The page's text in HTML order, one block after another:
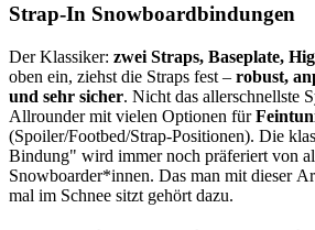
Strap-In Snowboardbindungen
Der Klassiker: zwei Straps, Baseplate,
oben ein, ziehst die Straps fest – robust,
und sehr sicher. Nicht das allerschnellste
Allrounder mit vielen Optionen für
(Spoiler/Footbed/Strap-Positionen). Die
Bindung" wird immer noch präferiert von
Snowboarder*innen. Das man mit dieser
mal im Schnee sitzt gehört dazu.